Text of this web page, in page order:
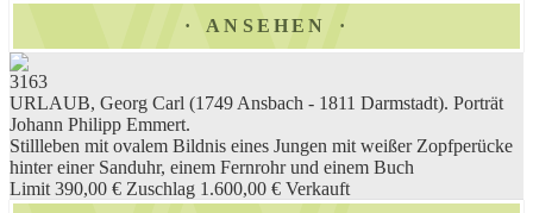
ANSEHEN
3163
URLAUB, Georg Carl (1749 Ansbach - 1811 Darmstadt). Porträt
Johann Philipp Emmert.
Stillleben mit ovalem Bildnis eines Jungen mit weißer Zopfperücke
hinter einer Sanduhr, einem Fernrohr und einem Buch
Limit 390,00 € Zuschlag 1.600,00 € Verkauft